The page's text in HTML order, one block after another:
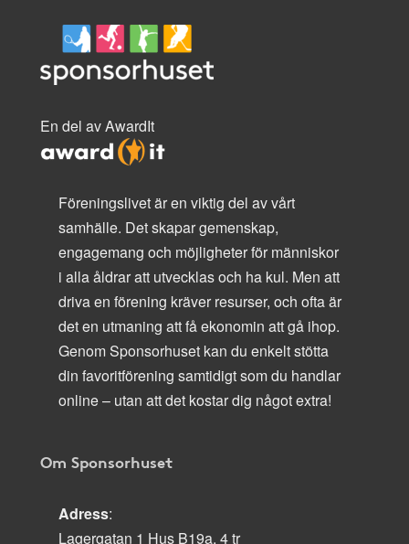
En del av AwardIt
Föreningslivet är en viktig del av vårt
samhälle. Det skapar gemenskap,
engagemang och möjligheter för människor
i alla åldrar att utvecklas och ha kul. Men att
driva en förening kräver resurser, och ofta är
det en utmaning att få ekonomin att gå ihop.
Genom Sponsorhuset kan du enkelt stötta
din favoritförening samtidigt som du handlar
online – utan att det kostar dig något extra!
Om Sponsorhuset
Adress:
Lagergatan 1 Hus B19a, 4 tr